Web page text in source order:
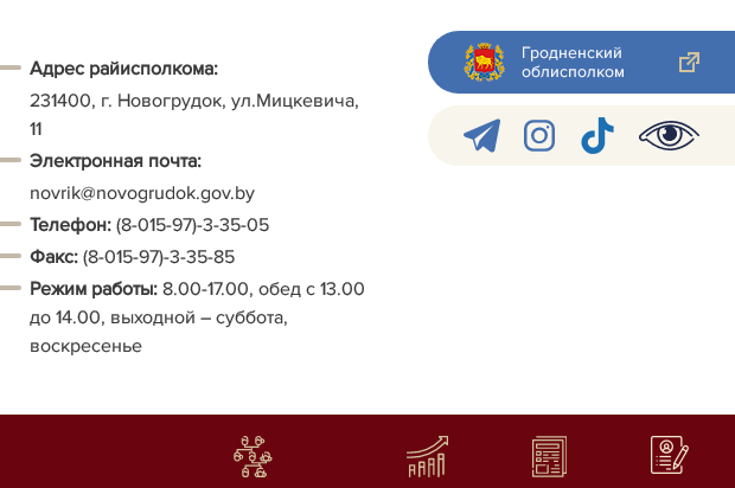
Адрес райисполкома:
231400, г. Новогрудок, ул.Мицкевича,
11
Электронная почта:
novrik@novogrudok.gov.by
Телефон: (8-015-97)-3-35-05
Факс: (8-015-97)-3-35-85
Режим работы: 8.00-17.00, обед с 13.00
до 14.00, выходной – суббота,
воскресенье
Гродненский
облисполком